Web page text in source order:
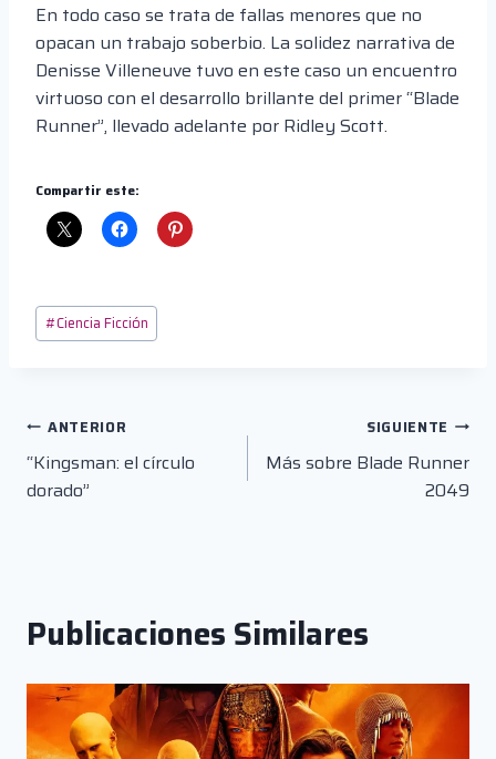
En todo caso se trata de fallas menores que no
opacan un trabajo soberbio. La solidez narrativa de
Denisse Villeneuve tuvo en este caso un encuentro
virtuoso con el desarrollo brillante del primer “Blade
Runner”, llevado adelante por Ridley Scott.
Compartir este:
Etiquetas
de
#Ciencia Ficción
Navegación
de
ANTERIOR
“Kingsman: el círculo
dorado”
SIGUIENTE
Más sobre Blade Runner
2049
Publicaciones Similares